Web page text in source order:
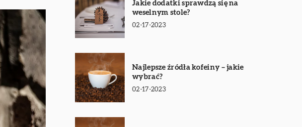
Jakie dodatki sprawdzą się na
weselnym stole?
02-17-2023
Najlepsze źródła kofeiny – jakie
wybrać?
02-17-2023